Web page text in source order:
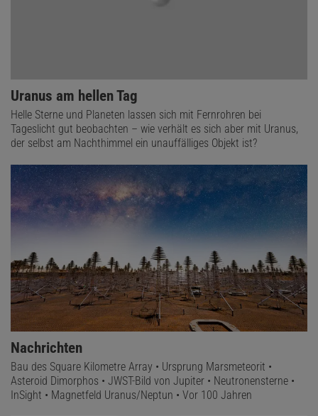
Uranus am hellen Tag
Helle Sterne und Planeten lassen sich mit Fernrohren bei
Tageslicht gut beobachten – wie verhält es sich aber mit Uranus,
der selbst am Nachthimmel ein unauffälliges Objekt ist?
Nachrichten
Bau des Square Kilometre Array • Ursprung Marsmeteorit •
Asteroid Dimorphos • JWST-Bild von Jupiter • Neutronensterne •
InSight • Magnetfeld Uranus/Neptun • Vor 100 Jahren